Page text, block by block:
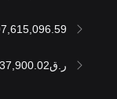
ر.ق237,900.02